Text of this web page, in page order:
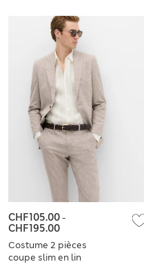
Costume 2 pièces
coupe slim en lin
CHF105.00-
CHF195.00